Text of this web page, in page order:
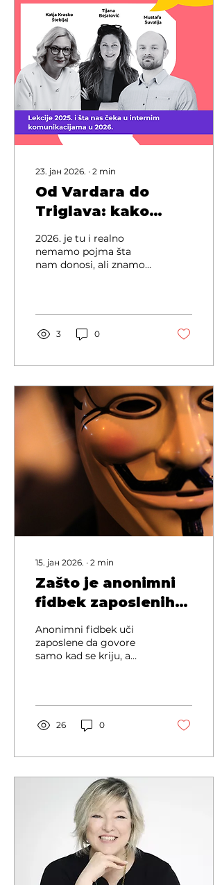
23. јан 2026. ∙ 2 min
Od Vardara do
Triglava: kako
region zatvara
2025. u internim
komunikacijama
2026. je tu i realno
nemamo pojma šta
nam donosi, ali znamo
3 0
15. јан 2026. ∙ 2 min
Zašto je anonimni
fidbek zaposlenih
sra#%e?
Anonimni fidbek uči
zaposlene da govore
samo kad se kriju, a
26 0